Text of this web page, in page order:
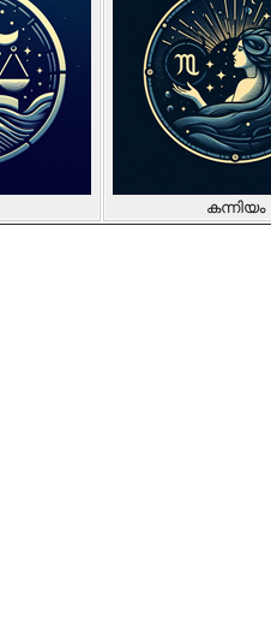
കന്നിയം